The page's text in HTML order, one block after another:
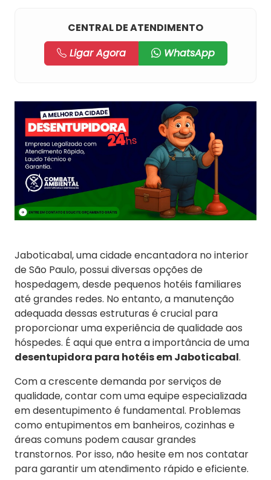
CENTRAL DE ATENDIMENTO
Ligar Agora
WhatsApp
Jaboticabal, uma cidade encantadora no interior
de São Paulo, possui diversas opções de
hospedagem, desde pequenos hotéis familiares
até grandes redes. No entanto, a manutenção
adequada dessas estruturas é crucial para
proporcionar uma experiência de qualidade aos
hóspedes. É aqui que entra a importância de uma
desentupidora para hotéis em Jaboticabal.
Com a crescente demanda por serviços de
qualidade, contar com uma equipe especializada
em desentupimento é fundamental. Problemas
como entupimentos em banheiros, cozinhas e
áreas comuns podem causar grandes
transtornos. Por isso, não hesite em nos contatar
para garantir um atendimento rápido e eficiente.